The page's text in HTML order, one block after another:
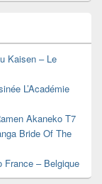
Kaisen – Le
L’Académie
Akaneko T7
Bride Of The
France – Belgique